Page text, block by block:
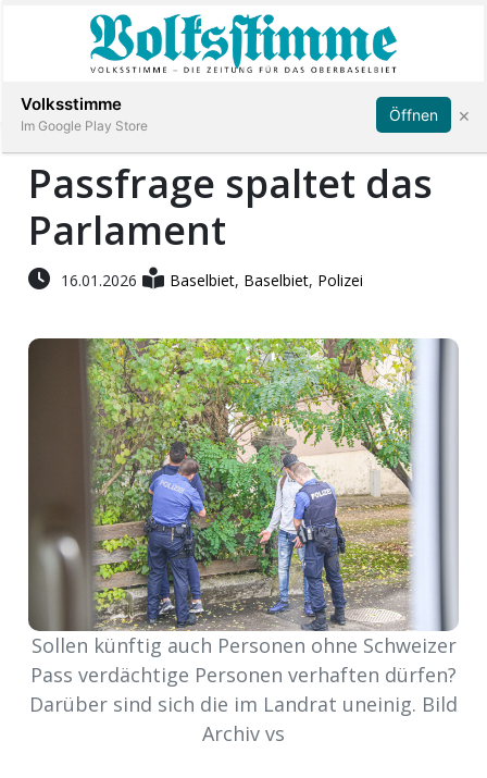
Immobilien
Veranstaltungen
Stellen
Fussball
Abonnieren Anmelden
Passfrage spaltet das
Parlament
16.01.2026 Baselbiet, Baselbiet, Polizei
Sollen künftig auch Personen ohne Schweizer
Pass verdächtige Personen verhaften dürfen?
Darüber sind sich die im Landrat uneinig. Bild
Archiv vs
Volksstimme
Im Google Play Store
Öffnen ×